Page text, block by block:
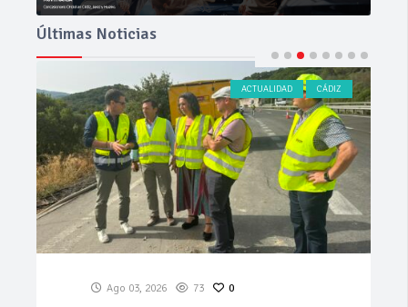
Últimas Noticias
ACTUALIDAD CÁDIZ
Ago 03, 2026 73 0